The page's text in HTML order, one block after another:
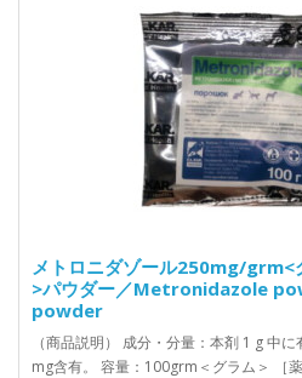
メトロニダゾール250mg/
>パウダー／Metronidazole
powder
（商品説明） 成分・分量：本剤 1 g 中
mg含有。 容量：100grm＜グラム＞ ［